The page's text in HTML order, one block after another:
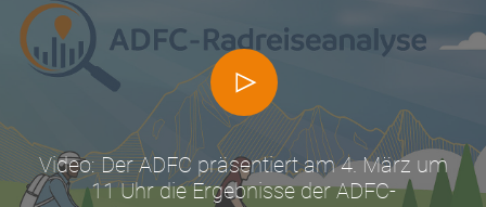
Video: Der ADFC präsentiert am 4. März um
11 Uhr die Ergebnisse der ADFC-